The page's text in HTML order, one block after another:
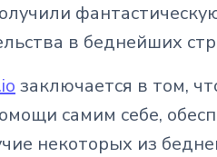
в беднейших
заключается в том,
самим себе,
некоторых из